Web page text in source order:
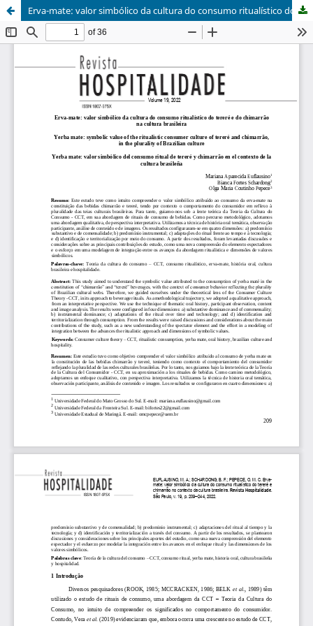
Erva-mate: valor simbólico da cultura do consumo ritualístico do tereré e chimarrãono contexto da cultura brasileira